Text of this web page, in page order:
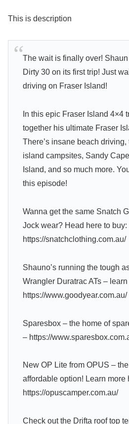
This is description
The wait is finally over!
Dirty 30 on its first trip! Just
driving on Fraser Island!
In this epic Fraser Island 4×4
together his ultimate Fraser
There’s insane beach driving,
island campsites, Sandy
Island, and so much more.
this episode!
Wanna get the same Snatch
Jock wear? Head here to buy:
https://snatchclothing.com.au/
Shauno’s running the tough
Wrangler Duratrac ATs –
https://www.goodyear.com.au/
Sparesbox – the home of
– https://
New OP Lite from OPUS –
affordable option! Learn more
https://opuscamper.com.au/
Check out the Drifta roof top